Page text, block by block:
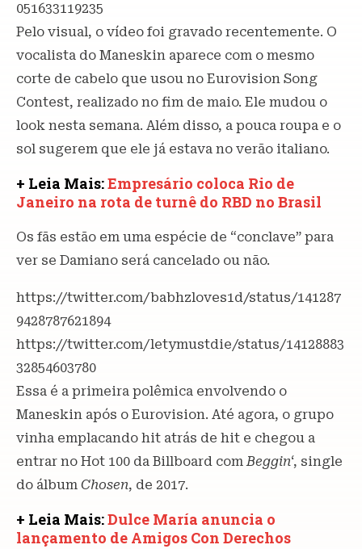
051633119235
Pelo visual, o vídeo foi gravado recentemente. O
vocalista do Maneskin aparece com o mesmo
corte de cabelo que usou no Eurovision Song
Contest, realizado no fim de maio. Ele mudou o
look nesta semana. Além disso, a pouca roupa e o
sol sugerem que ele já estava no verão italiano.
+ Leia Mais:Empresário coloca Rio de
Janeiro na rota de turnê do RBD no Brasil
Os fãs estão em uma espécie de “conclave” para
ver se Damiano será cancelado ou não.
https://twitter.com/babhzloves1d/status/141287
9428787621894
https://twitter.com/letymustdie/status/14128883
32854603780
Essa é a primeira polêmica envolvendo o
Maneskin após o Eurovision. Até agora, o grupo
vinha emplacando hit atrás de hit e chegou a
entrar no Hot 100 da Billboard comBeggin‘, single
do álbum Chosen, de 2017.
+ Leia Mais:Dulce María anuncia o
lançamento de Amigos Con Derechos